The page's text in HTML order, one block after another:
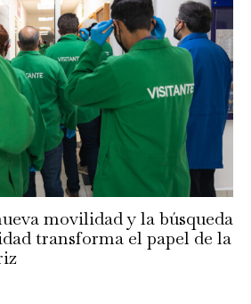
movilidad y la búsqueda
transforma el papel de la